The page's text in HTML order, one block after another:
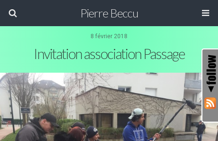
Pierre Beccu
8 février 2018
Invitation association Passage